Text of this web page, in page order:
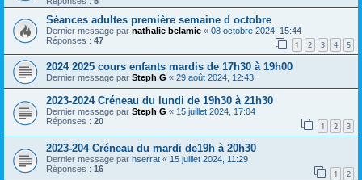
Séances adultes première semaine d octobre
Dernier message par nathalie belamie « 08 octobre 2024, 15:44
Réponses : 47 1 2 3 4 5
2024 2025 cours enfants mardis de 17h30 à 19h00
Dernier message par Steph G « 29 août 2024, 12:43
2023-2024 Créneau du lundi de 19h30 à 21h30
Dernier message par Steph G « 15 juillet 2024, 17:04
Réponses : 20 1 2 3
2023-204 Créneau du mardi de19h à 20h30
Dernier message par hserrat « 15 juillet 2024, 11:29
Réponses : 16 1 2